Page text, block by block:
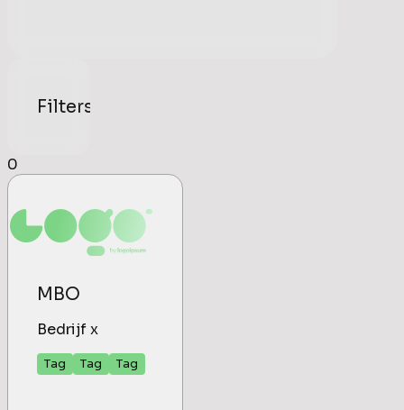
Filters
0
MBO
Bedrijf x
Tag Tag Tag